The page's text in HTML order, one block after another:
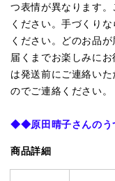
つ表情が異なります
ください。手づくりな
ください。
どのお品
届くまでお楽しみに
は発送前にご連絡い
のでご連絡ください。
◆◆原田晴子さんのう
商品詳細